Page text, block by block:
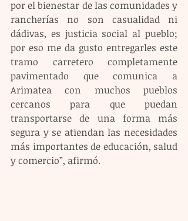
por el bienestar de las comunidades y
rancherías no son casualidad ni
dádivas, es justicia social al pueblo;
por eso me da gusto entregarles este
tramo carretero completamente
pavimentado que comunica a
Arimatea con muchos pueblos
cercanos para que puedan
transportarse de una forma más
segura y se atiendan las necesidades
más importantes de educación, salud
y comercio”, afirmó.